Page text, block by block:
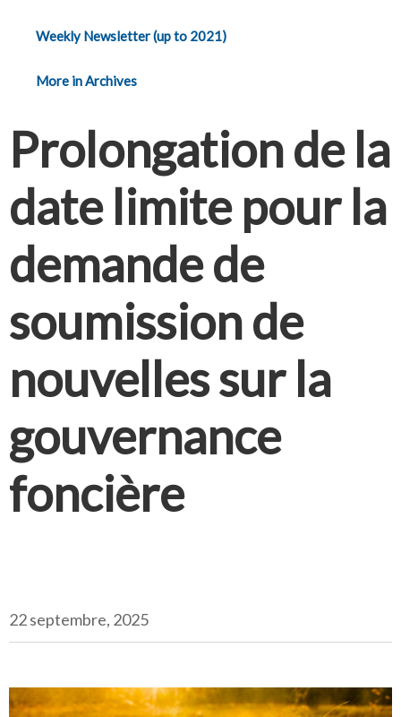
Weekly Newsletter (up to 2021)
More in Archives
Prolongation de la
date limite pour la
demande de
soumission de
nouvelles sur la
gouvernance
foncière
22 septembre, 2025